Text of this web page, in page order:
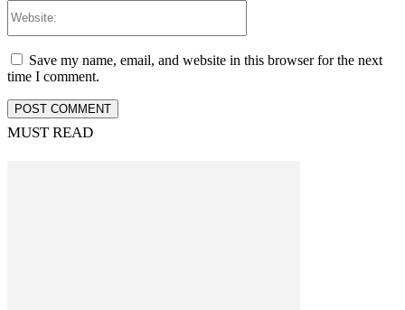
Save my name, email, and website in this browser for the next
time I comment.
MUST READ